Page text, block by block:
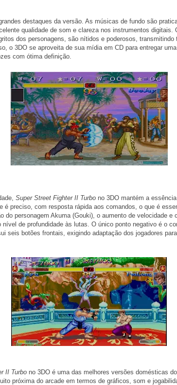
destaques da versão. As músicas de fundo são
qualidade de som e clareza nos instrumentos digitais.
dos personagens, são nítidos e poderosos, transmitindo
o 3DO se aproveita de sua mídia em CD para entregar
com ótima definição.
Super Street Fighter II Turbo no 3DO mantém a
é preciso, com resposta rápida aos comandos, o que é
do personagem Akuma (Gouki), o aumento de velocidade e
nível de profundidade às lutas. O único ponto negativo é o
seis botões frontais, exigindo adaptação dos jogadores
II Turbo no 3DO é uma das melhores versões domésticas
próxima do arcade em termos de gráficos, som e